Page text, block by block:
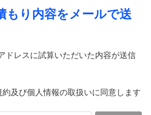
もり内容をメールで送
ドレスに試算いただいた内容が送信
及び個人情報の取扱いに同意します